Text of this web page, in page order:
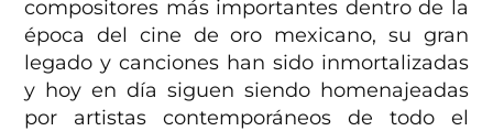
compositores más importantes dentro de la
época del cine de oro mexicano, su gran
legado y canciones han sido inmortalizadas
y hoy en día siguen siendo homenajeadas
por artistas contemporáneos de todo el